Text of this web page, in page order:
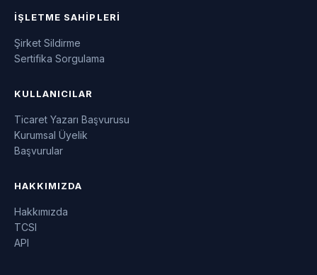
İŞLETME SAHIPLERI
Şirket Sildirme
Sertifika Sorgulama
KULLANICILAR
Ticaret Yazarı Başvurusu
Kurumsal Üyelik
Başvurular
HAKKIMIZDA
Hakkımızda
TCSI
API